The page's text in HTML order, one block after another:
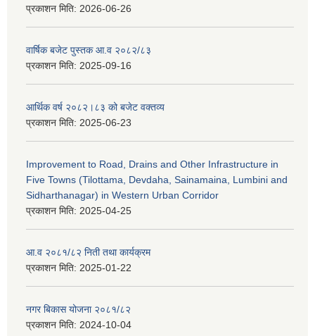
प्रकाशन मिति: 2026-06-26
वार्षिक बजेट पुस्तक आ.व २०८२/८३
प्रकाशन मिति: 2025-09-16
आर्थिक वर्ष २०८२।८३ को बजेट वक्तव्य
प्रकाशन मिति: 2025-06-23
Improvement to Road, Drains and Other Infrastructure in
Five Towns (Tilottama, Devdaha, Sainamaina, Lumbini and
Sidharthanagar) in Western Urban Corridor
प्रकाशन मिति: 2025-04-25
आ.व २०८१/८२ निती तथा कार्यक्रम
प्रकाशन मिति: 2025-01-22
नगर बिकास योजना २०८१/८२
प्रकाशन मिति: 2024-10-04